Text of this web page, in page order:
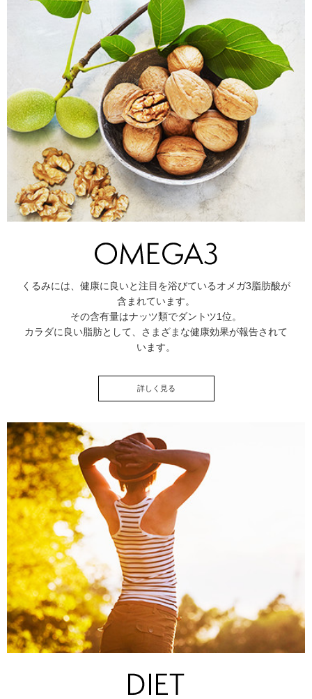
くるみには、健康に良いと注目を浴びているオメガ3脂肪酸が
含まれています。
その含有量はナッツ類でダントツ1位。
カラダに良い脂肪として、さまざまな健康効果が報告されて
います。
詳しく見る